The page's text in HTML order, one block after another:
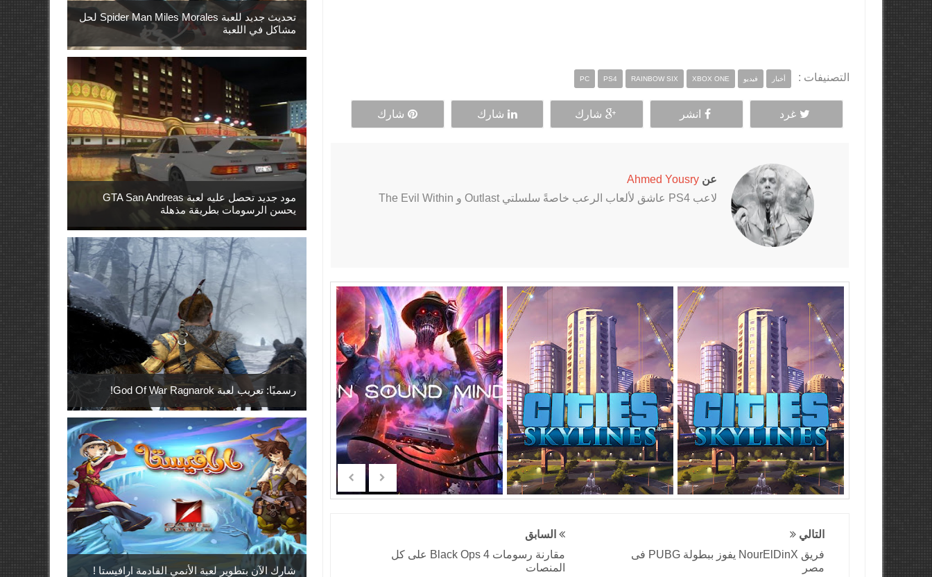
التصنيفات : أخبار فيديو PC PS4 RAINBOW SIX XBOX ONE
غرد انشر شارك شارك شارك
عن Ahmed Yousry
لاعب PS4 عاشق لألعاب الرعب خاصةً سلسلتي Outlast و The Evil Within
التالي
فريق NourElDinX يفوز ببطولة PUBG فى
مصر
السابق
مقارنة رسومات Black Ops 4 على كل
المنصات
تحديث جديد للعبة Spider Man Miles Morales لحل
مشاكل في اللعبة
مود جديد تحصل عليه لعبة GTA San Andreas
يحسن الرسومات بطريقة مذهلة
رسميًا: تعريب لعبة God Of War Ragnarok!
شارك الآن بتطوير لعبة الأنمي القادمة ارافيستا !